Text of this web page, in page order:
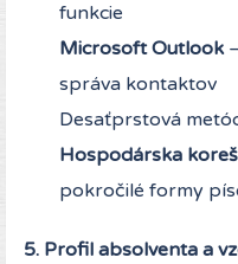
funkcie
Microsoft Outlook
správa kontaktov
Desaťprstová
Hospodárska
pokročilé formy
5. Profil absolventa a